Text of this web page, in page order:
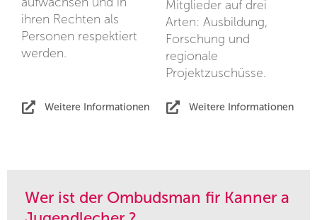
ihren Rechten als
Personen respektiert
werden.
Weitere Informationen
Mitglieder auf drei
Arten: Ausbildung,
Forschung und
regionale
Projektzuschüsse.
Weitere Informationen
Wer ist der Ombudsman fir Kanner a